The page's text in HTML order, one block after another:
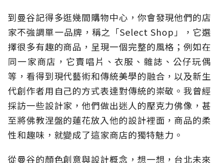
到曼谷記得多逛幾間購物中心，你會發現他們的店
家不強調單一品牌，稱之「Select Shop」，它選
擇很多有趣的商品，呈現一個完整的風格；例如在
同一家商店，它賣唱片、衣服、雜誌、公仔玩偶
等，看得到現代藝術和傳統美學的融合，以及新生
代創作者用自己的方式表達對傳統的崇敬。我曾經
採訪一些設計家，他們做出迷人的壓克力佛像，甚
至將佛教涅盤的蓮花放入他的設計裡面，商品的柔
性和趣味，就變成了這家商店的獨特魅力。
從曼谷的顏色創意與設計概念，想一想，台北未來